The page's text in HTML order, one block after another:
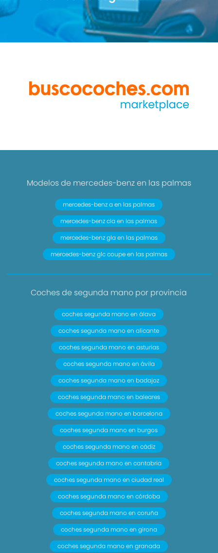
Modelos de mercedes-benz en las palmas
mercedes-benz a en las palmas
mercedes-benz cla en las palmas
mercedes-benz gla en las palmas
mercedes-benz glc coupe en las palmas
Coches de segunda mano por provincia
coches segunda mano en álava
coches segunda mano en alicante
coches segunda mano en asturias
coches segunda mano en ávila
coches segunda mano en badajoz
coches segunda mano en baleares
coches segunda mano en barcelona
coches segunda mano en burgos
coches segunda mano en cádiz
coches segunda mano en cantabria
coches segunda mano en ciudad real
coches segunda mano en córdoba
coches segunda mano en coruña
coches segunda mano en girona
coches segunda mano en granada